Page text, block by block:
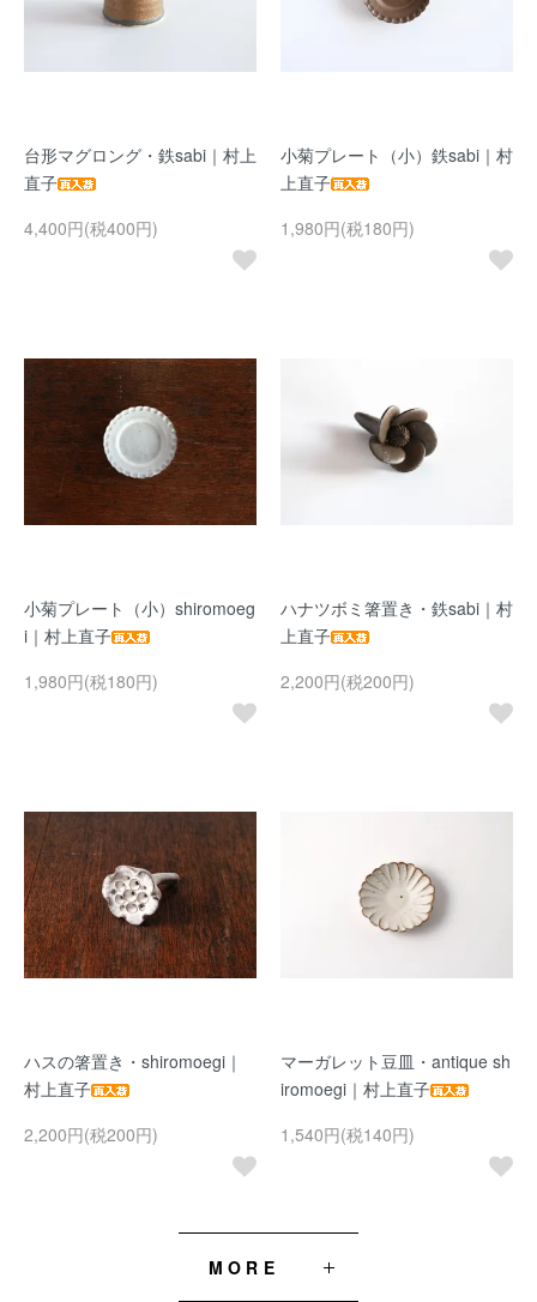
台形マグロング・鉄sabi｜村上
直子
4,400円(税400円)
小菊プレート（小）鉄sabi｜村
上直子
1,980円(税180円)
小菊プレート（小）shiromoeg
i｜村上直子
1,980円(税180円)
ハナツボミ箸置き・鉄sabi｜村
上直子
2,200円(税200円)
ハスの箸置き・shiromoegi｜
村上直子
2,200円(税200円)
マーガレット豆皿・antique sh
iromoegi｜村上直子
1,540円(税140円)
MORE